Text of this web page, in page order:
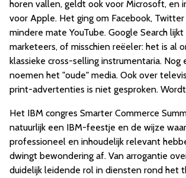
horen vallen, geldt ook voor Microsoft, en
voor Apple. Het ging om Facebook,
mindere mate YouTube. Google Search
marketeers, of misschien reëeler: het is al
klassieke cross-selling instrumentaria. Nog
noemen het "oude" media. Ook over
print-advertenties is niet gesproken.
Het IBM congres Smarter Commerce
natuurlijk een IBM-feestje en de wijze
professioneel en inhoudelijk relevant
dwingt bewondering af. Van arrogantie
duidelijk leidende rol in diensten rond het